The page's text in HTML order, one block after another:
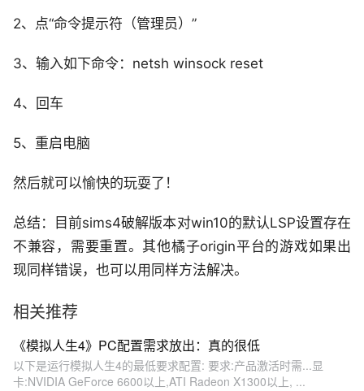
2、点“命令提示符（管理员）”
3、输入如下命令：netsh winsock reset
4、回车
5、重启电脑
然后就可以愉快的玩耍了！
总结：目前sims4破解版本对win10的默认LSP设置存在
不兼容，需要重置。其他橘子origin平台的游戏如果出
现同样错误，也可以用同样方法解决。
相关推荐
《模拟人生4》PC配置需求放出：真的很低
以下是运行模拟人生4的最低要求配置: 要求:产品激活时需...显
卡:NVIDIA GeForce 6600以上,ATI Radeon X1300以上, ...